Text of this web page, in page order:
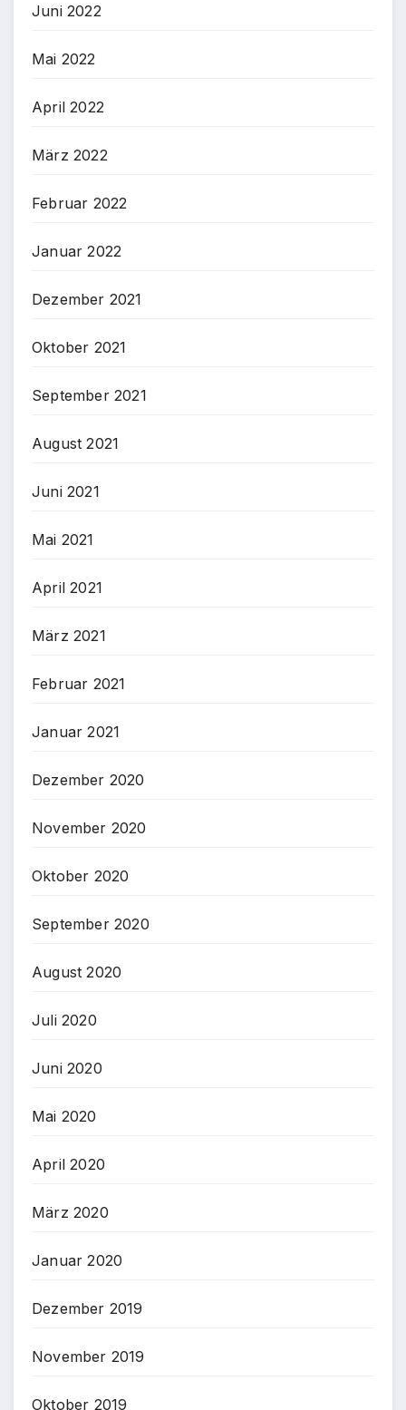
Juni 2022
Mai 2022
April 2022
März 2022
Februar 2022
Januar 2022
Dezember 2021
Oktober 2021
September 2021
August 2021
Juni 2021
Mai 2021
April 2021
März 2021
Februar 2021
Januar 2021
Dezember 2020
November 2020
Oktober 2020
September 2020
August 2020
Juli 2020
Juni 2020
Mai 2020
April 2020
März 2020
Januar 2020
Dezember 2019
November 2019
Oktober 2019